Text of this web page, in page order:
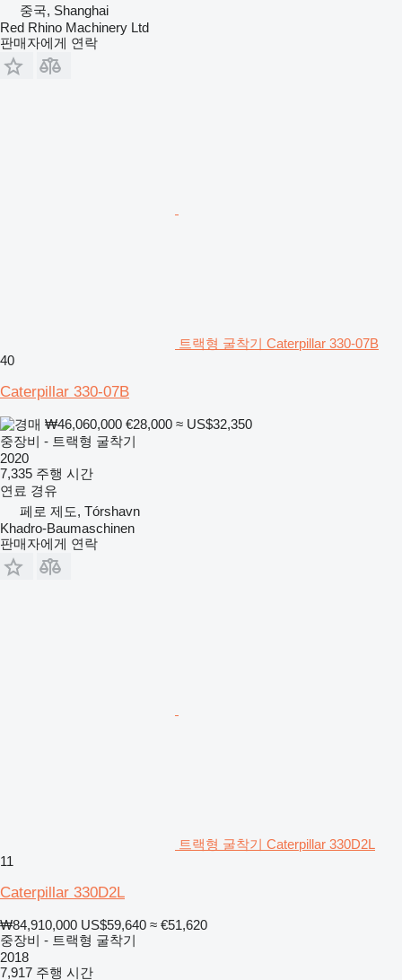
중국, Shanghai
Red Rhino Machinery Ltd
판매자에게 연락
트랙형 굴착기 Caterpillar 330-07B
40
Caterpillar 330-07B
₩46,060,000 €28,000 ≈ US$32,350
중장비 - 트랙형 굴착기
2020
7,335 주행 시간
연료 경유
페로 제도, Tórshavn
Khadro-Baumaschinen
판매자에게 연락
트랙형 굴착기 Caterpillar 330D2L
11
Caterpillar 330D2L
₩84,910,000 US$59,640 ≈ €51,620
중장비 - 트랙형 굴착기
2018
7,917 주행 시간